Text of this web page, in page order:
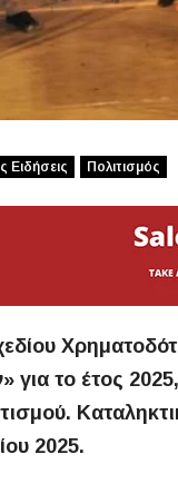
Ειδήσεις Πολιτισμός
για το έτος
2025.